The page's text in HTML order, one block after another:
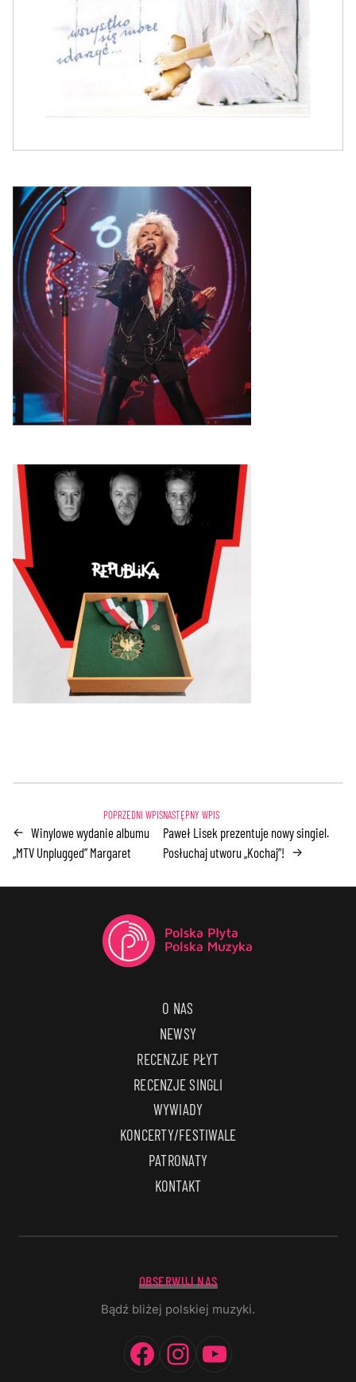
← Winylowe wydanie albumu
„MTV Unplugged” Margaret
Paweł Lisek prezentuje nowy singiel.
Posłuchaj utworu „Kochaj”! →
O NAS
NEWSY
RECENZJE PŁYT
RECENZJE SINGLI
WYWIADY
KONCERTY/FESTIWALE
PATRONATY
KONTAKT
OBSERWUJ NAS
Bądź bliżej polskiej muzyki.
Facebook
Instagram